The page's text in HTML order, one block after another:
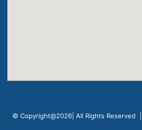
© Copyright@2026| All Rights Reserved |